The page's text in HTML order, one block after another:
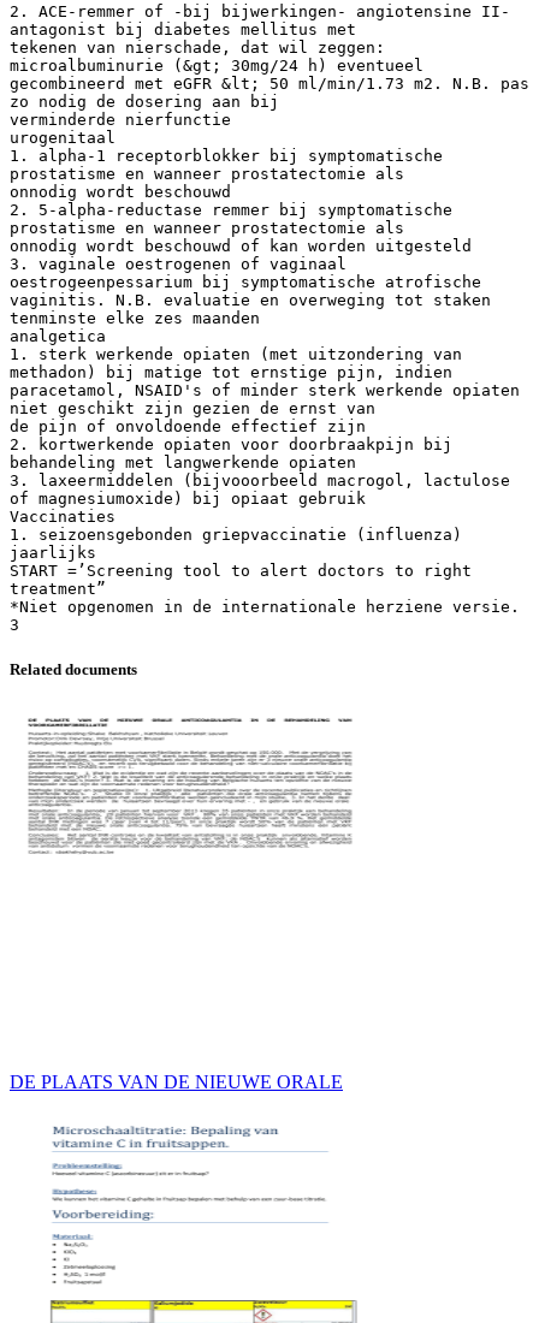
2. ACE-remmer of -bij bijwerkingen- angiotensine II-
antagonist bij diabetes mellitus met
tekenen van nierschade, dat wil zeggen:
microalbuminurie (&gt; 30mg/24 h) eventueel
gecombineerd met eGFR &lt; 50 ml/min/1.73 m2. N.B. pas
zo nodig de dosering aan bij
verminderde nierfunctie
urogenitaal
1. alpha-1 receptorblokker bij symptomatische
prostatisme en wanneer prostatectomie als
onnodig wordt beschouwd
2. 5-alpha-reductase remmer bij symptomatische
prostatisme en wanneer prostatectomie als
onnodig wordt beschouwd of kan worden uitgesteld
3. vaginale oestrogenen of vaginaal
oestrogeenpessarium bij symptomatische atrofische
vaginitis. N.B. evaluatie en overweging tot staken
tenminste elke zes maanden
analgetica
1. sterk werkende opiaten (met uitzondering van
methadon) bij matige tot ernstige pijn, indien
paracetamol, NSAID's of minder sterk werkende opiaten
niet geschikt zijn gezien de ernst van
de pijn of onvoldoende effectief zijn
2. kortwerkende opiaten voor doorbraakpijn bij
behandeling met langwerkende opiaten
3. laxeermiddelen (bijvooorbeeld macrogol, lactulose
of magnesiumoxide) bij opiaat gebruik
Vaccinaties
1. seizoensgebonden griepvaccinatie (influenza)
jaarlijks
START =’Screening tool to alert doctors to right
treatment”
*Niet opgenomen in de internationale herziene versie.
Related documents
DE PLAATS VAN DE NIEUWE ORALE